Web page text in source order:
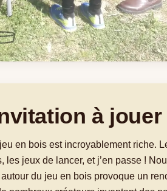
à
jeu en bois est incroyablement riche.
les jeux de lancer, et j’en passe !
du jeu en bois provoque un